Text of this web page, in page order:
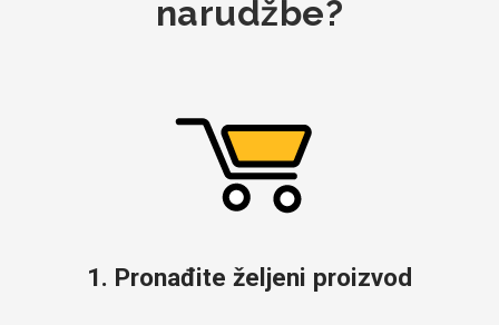
narudžbe?
1. Pronađite željeni proizvod
Obiteljski motivi